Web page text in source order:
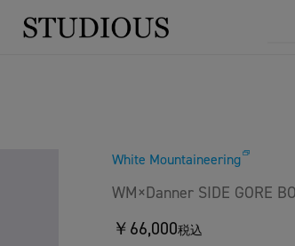
White Mountaineering
WM×Danner SIDE GORE
￥66,000税込